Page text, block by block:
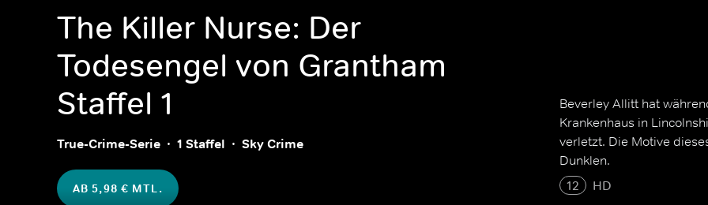
The Killer Nurse: Der
Todesengel von Grantham
Staffel 1
True-Crime-Serie 1 Staffel Sky Crime
AB 5,98 € MTL.
Beverley Allitt hat
Krankenhaus in
verletzt. Die Motive
Dunklen.
12
HD